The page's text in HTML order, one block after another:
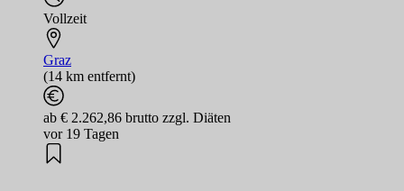
Vollzeit
Graz
(14 km entfernt)
ab € 2.262,86 brutto zzgl. Diäten
vor 19 Tagen